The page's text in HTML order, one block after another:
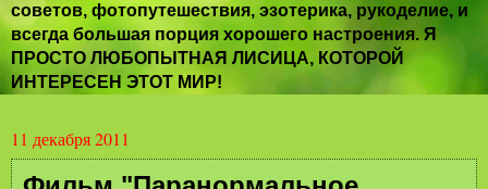
советов, фотопутешествия, эзотерика, рукоделие, и
всегда большая порция хорошего настроения. Я
ПРОСТО ЛЮБОПЫТНАЯ ЛИСИЦА, КОТОРОЙ
ИНТЕРЕСЕН ЭТОТ МИР!
11 декабря 2011